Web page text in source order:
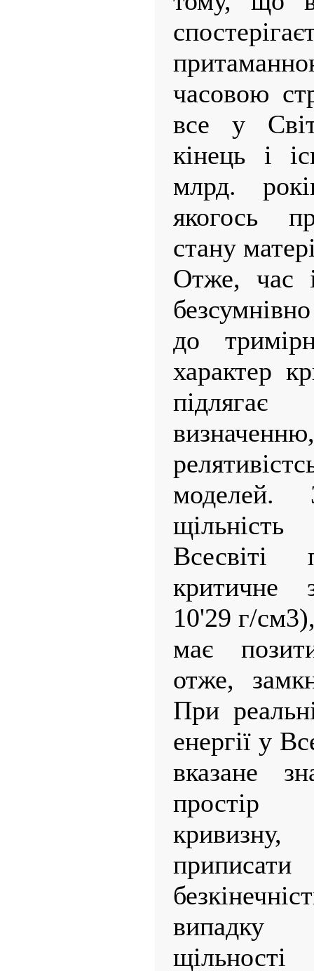
часовою
все у
кінець і
млрд.
якогось
стану
Отже, час
до
характер
Всесвіті
критичне
10'29 г/
має
отже,
При
енергії у
вказане
простір
випадку